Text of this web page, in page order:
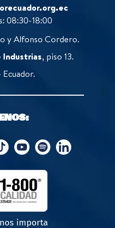
08:30-18:00
y Alfonso Cordero.
Industrias, piso 13.
Ecuador.
importa